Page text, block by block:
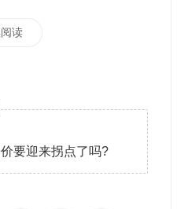
读
要迎来拐点了吗?